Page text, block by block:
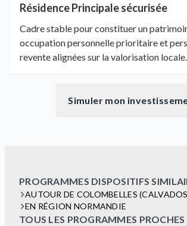
Résidence Principale sécurisée
Cadre stable pour constituer un
occupation personnelle prioritaire et
revente alignées sur la valorisation locale.
Simuler mon
PROGRAMMES DISPOSITIFS
AUTOUR DE COLOMBELLES
EN RÉGION NORMANDIE
TOUS LES PROGRAMMES PROCHES